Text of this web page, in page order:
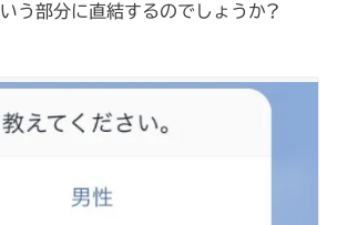
う部分に直結するのでしょうか?